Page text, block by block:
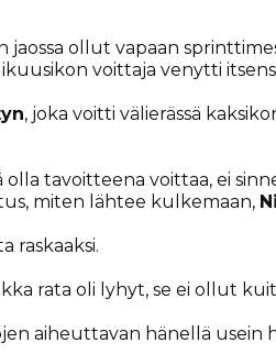
ollut vapaan
voittaja venytti
, joka voitti välierässä
tavoitteena voittaa, ei
miten lähtee kulkemaan,
raskaaksi.
rata oli lyhyt, se ei ollut
aiheuttavan hänellä usein